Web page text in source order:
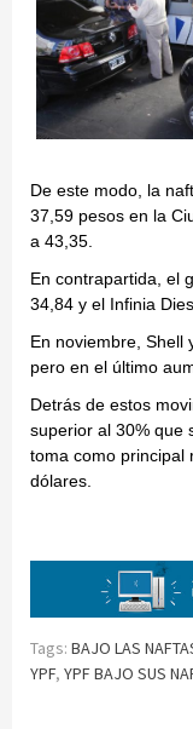
De este modo, la
37,59 pesos en la
a 43,35.
En contrapartida, el
34,84 y el Infinia
En noviembre, Shell
pero en el último
Detrás de estos
superior al 30% que
toma como principal
dólares.
Tags: BAJO LAS
YPF, YPF BAJO SUS